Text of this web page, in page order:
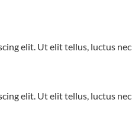
elit. Ut elit tellus, luctus nec
elit. Ut elit tellus, luctus nec